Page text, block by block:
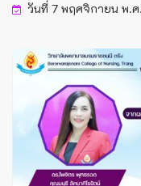
วันที่ 7 พฤศจิกายน พ.